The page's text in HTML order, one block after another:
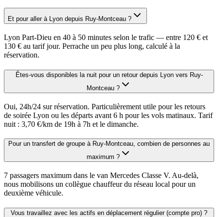
Et pour aller à Lyon depuis Ruy-Montceau ?
Lyon Part-Dieu en 40 à 50 minutes selon le trafic — entre 120 € et
130 € au tarif jour. Perrache un peu plus long, calculé à la
réservation.
Êtes-vous disponibles la nuit pour un retour depuis Lyon vers Ruy-
Montceau ?
Oui, 24h/24 sur réservation. Particulièrement utile pour les retours
de soirée Lyon ou les départs avant 6 h pour les vols matinaux. Tarif
nuit : 3,70 €/km de 19h à 7h et le dimanche.
Pour un transfert de groupe à Ruy-Montceau, combien de personnes au
maximum ?
7 passagers maximum dans le van Mercedes Classe V. Au-delà,
nous mobilisons un collègue chauffeur du réseau local pour un
deuxième véhicule.
Vous travaillez avec les actifs en déplacement régulier (compte pro) ?